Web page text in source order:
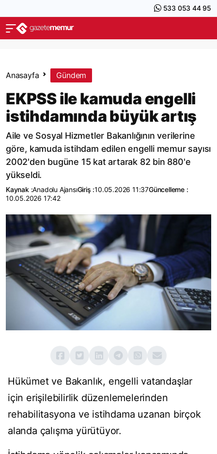
533 053 44 95
Anasayfa Gündem
EKPSS ile kamuda engelli
istihdamında büyük artış
Aile ve Sosyal Hizmetler Bakanlığının verilerine
göre, kamuda istihdam edilen engelli memur sayısı
2002'den bugüne 15 kat artarak 82 bin 880'e
yükseldi.
Kaynak :Anadolu AjansıGiriş :10.05.2026 11:37Güncelleme :
10.05.2026 17:42
Hükümet ve Bakanlık, engelli vatandaşlar
için erişilebilirlik düzenlemelerinden
rehabilitasyona ve istihdama uzanan birçok
alanda çalışma yürütüyor.